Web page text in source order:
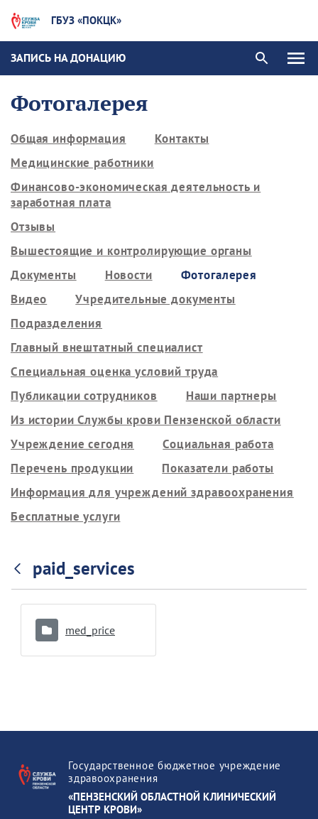
ГБУЗ «ПОКЦК»
ЗАПИСЬ НА ДОНАЦИЮ
Фотогалерея
Общая информация
Контакты
Медицинские работники
Финансово-экономическая деятельность и
заработная плата
Отзывы
Вышестоящие и контролирующие органы
Документы
Новости
Фотогалерея
Видео
Учредительные документы
Подразделения
Главный внештатный специалист
Специальная оценка условий труда
Публикации сотрудников
Наши партнеры
Из истории Службы крови Пензенской области
Учреждение сегодня
Социальная работа
Перечень продукции
Показатели работы
Информация для учреждений здравоохранения
Бесплатные услуги
paid_services
med_price
Государственное бюджетное учреждение
здравоохранения
«ПЕНЗЕНСКИЙ ОБЛАСТНОЙ КЛИНИЧЕСКИЙ
ЦЕНТР КРОВИ»